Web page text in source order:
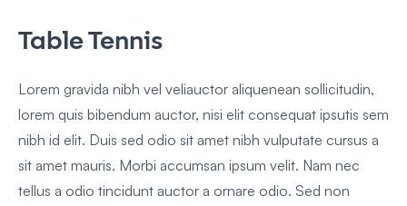
Table Tennis
Lorem gravida nibh vel veliauctor aliquenean sollicitudin,
lorem quis bibendum auctor, nisi elit consequat ipsutis sem
nibh id elit. Duis sed odio sit amet nibh vulputate cursus a
sit amet mauris. Morbi accumsan ipsum velit. Nam nec
tellus a odio tincidunt auctor a ornare odio. Sed non